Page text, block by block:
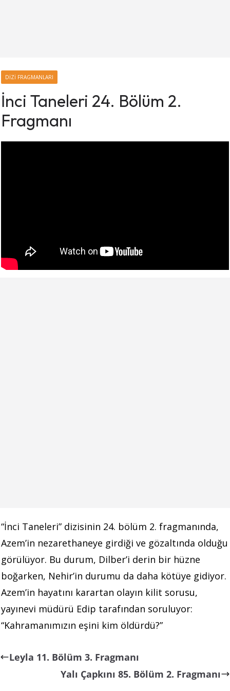
DIZI FRAGMANLARI
İnci Taneleri 24. Bölüm 2.
Fragmanı
“İnci Taneleri” dizisinin 24. bölüm 2. fragmanında,
Azem’in nezarethaneye girdiği ve gözaltında olduğu
görülüyor. Bu durum, Dilber’i derin bir hüzne
boğarken, Nehir’in durumu da daha kötüye gidiyor.
Azem’in hayatını karartan olayın kilit sorusu,
yayınevi müdürü Edip tarafından soruluyor:
“Kahramanımızın eşini kim öldürdü?”
Leyla 11. Bölüm 3. Fragmanı
Yalı Çapkını 85. Bölüm 2. Fragmanı